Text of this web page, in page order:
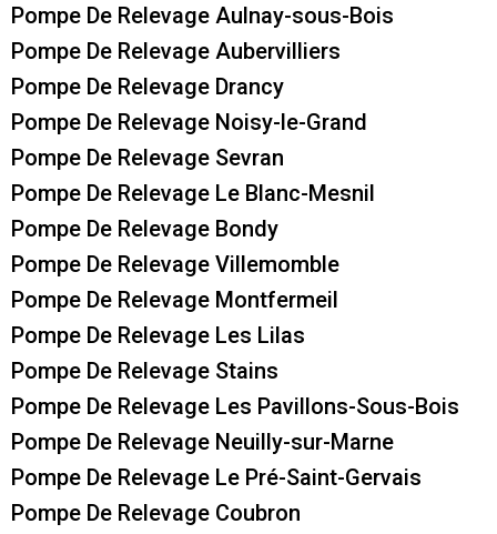
Pompe De Relevage Aulnay-sous-Bois
Pompe De Relevage Aubervilliers
Pompe De Relevage Drancy
Pompe De Relevage Noisy-le-Grand
Pompe De Relevage Sevran
Pompe De Relevage Le Blanc-Mesnil
Pompe De Relevage Bondy
Pompe De Relevage Villemomble
Pompe De Relevage Montfermeil
Pompe De Relevage Les Lilas
Pompe De Relevage Stains
Pompe De Relevage Les Pavillons-Sous-Bois
Pompe De Relevage Neuilly-sur-Marne
Pompe De Relevage Le Pré-Saint-Gervais
Pompe De Relevage Coubron